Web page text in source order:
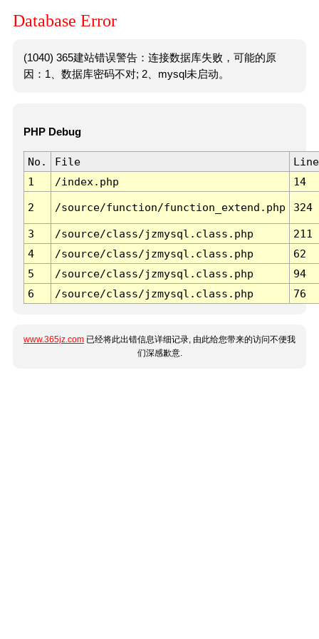
Database Error
(1040) 365建站错误警告：连接数据库失败，可能的原
因：1、数据库密码不对; 2、mysql未启动。
PHP Debug
No. File
Line
1
/index.php 14
2 /source/function/function_extend.php 324
3 /source/class/jzmysql.class.php
211
4
/source/class/jzmysql.class.php
62
5
/source/class/jzmysql.class.php
94
6
/source/class/jzmysql.class.php 76
www.365jz.com 已经将此出错信息详细记录, 由此给您带来的访问不便我
们深感歉意.